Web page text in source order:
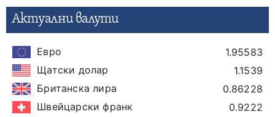
Актуални валути
Евро
1.95583
Щатски долар
1.1539
Британска лира
0.86228
Швейцарски франк
0.9222